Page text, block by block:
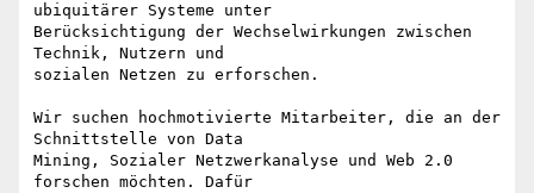
ubiquitärer Systeme unter
Berücksichtigung der Wechselwirkungen zwischen
Technik, Nutzern und
sozialen Netzen zu erforschen.
Wir suchen hochmotivierte Mitarbeiter, die an der
Schnittstelle von Data
Mining, Sozialer Netzwerkanalyse und Web 2.0
forschen möchten. Dafür